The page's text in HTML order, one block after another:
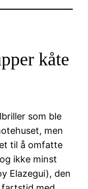
kåte
som ble
men
til å omfatte
ikke minst
Elazegui), den